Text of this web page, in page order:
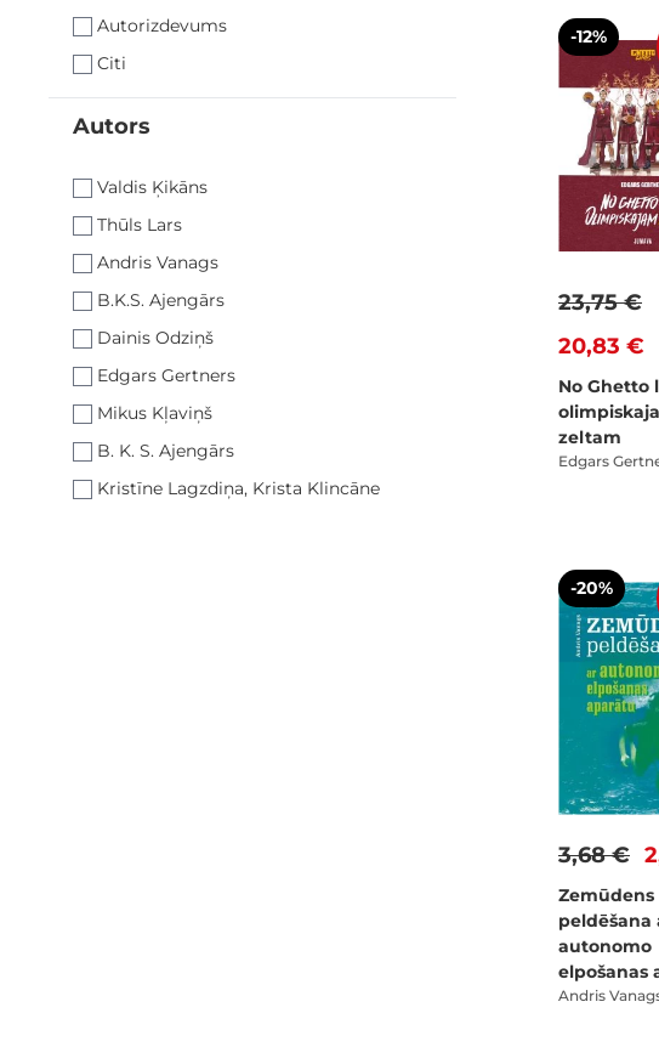
Autorizdevums
Citi
Autors
Valdis Ķikāns
Thūls Lars
Andris Vanags
B.K.S. Ajengārs
Dainis Odziņš
Edgars Gertners
Mikus Kļaviņš
B. K. S. Ajengārs
Kristīne Lagzdiņa, Krista Klincāne
-12%
20,83 €
23,75 €
No Ghetto
zeltam
Edgars
-20%
3,68 €
Zemūdens
peldēšana
autonomo
elpošanas
Andris